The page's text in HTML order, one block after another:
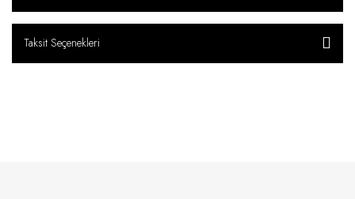
Taksit Seçenekleri